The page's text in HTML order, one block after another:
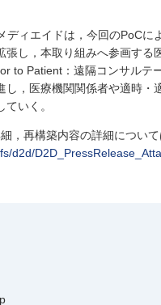
ディエイドは，今回のPoCに
し，本取り組みへ参画する
to Patient：遠隔コンサルテ
し，医療機関関係者や適時
いく。
，再構築内容の詳細につい
d2d/